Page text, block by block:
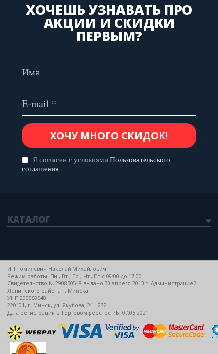
ХОЧЕШЬ УЗНАВАТЬ ПРО
АКЦИИ И СКИДКИ
ПЕРВЫМ?
Я согласен с условиями Пользовательского
соглашения
КАТАЛОГ
ИП Томилович Николай Михайлович
Режим работы: Пн , Вт , Ср , Чт , Пт c 09:00 до 17:00
Свидетельство № 290850548 выдано 30 апреля 2013 г. Администрацией
Ленинского района г. Минска
УНП 290850548
220101, г. Минск, ул. Якубова, 24 - 232
Дата регистрации в Торговом реестре РБ: 07.05.2021